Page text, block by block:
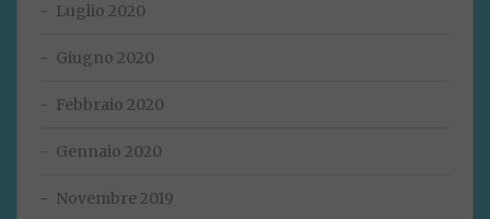
Luglio 2020
Giugno 2020
Febbraio 2020
Gennaio 2020
Novembre 2019